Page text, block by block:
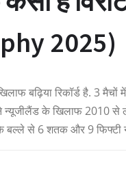
2025)
बढ़िया रिकॉर्ड है.
ने न्यूजीलैंड के खिलाफ
बल्ले से 6 शतक और 9 फिफ्टी